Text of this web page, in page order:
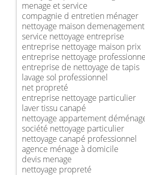
menage et service
compagnie d entretien ménager
nettoyage maison demenagement
service nettoyage entreprise
entreprise nettoyage maison prix
entreprise nettoyage
entreprise de nettoyage de tapis
lavage sol professionnel
net propreté
entreprise nettoyage particulier
laver tissu canapé
nettoyage appartement
société nettoyage particulier
nettoyage canapé professionnel
agence ménage à domicile
devis menage
nettoyage propreté